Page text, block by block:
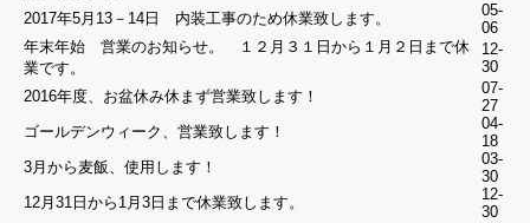
文
照
会
確
2017年5月13－14日 内装工事のため休業致します。
05-
06
年末年始 営業のお知らせ。 １２月３１日から１月２日まで休
業です。
12-
30
2016年度、お盆休み休まず営業致します！
07-
27
ゴールデンウィーク、営業致します！
04-
18
3月から麦飯、使用します！
03-
30
12月31日から1月3日まで休業致します。
12-
30